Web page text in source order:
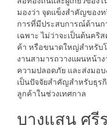
มองว่า จุดแข็งสำคัญของ
การที่มีประสบการณ์ด้าน
เฉพาะ ไม่ว่าจะเป็นต้นคริ
ค้า หรือขนาดใหญ่สำหรับ
งานสามารถวางแผนหน้า
ความปลอดภัย และส่งมอบ
เป็นปัจจัยสำคัญสำหรับธุร
ลูกค้าในช่วงเทศกาล
บางแสน ศรี